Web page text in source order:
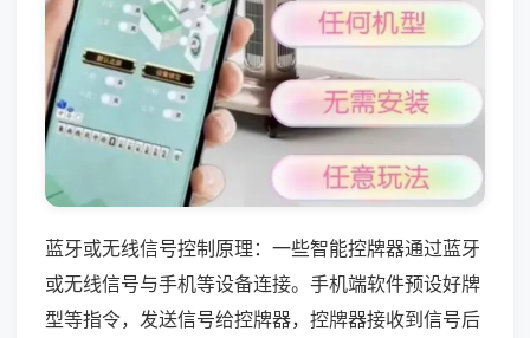
蓝牙或无线信号控制原理：一些智能控牌器通过蓝牙
或无线信号与手机等设备连接。手机端软件预设好牌
型等指令，发送信号给控牌器，控牌器接收到信号后